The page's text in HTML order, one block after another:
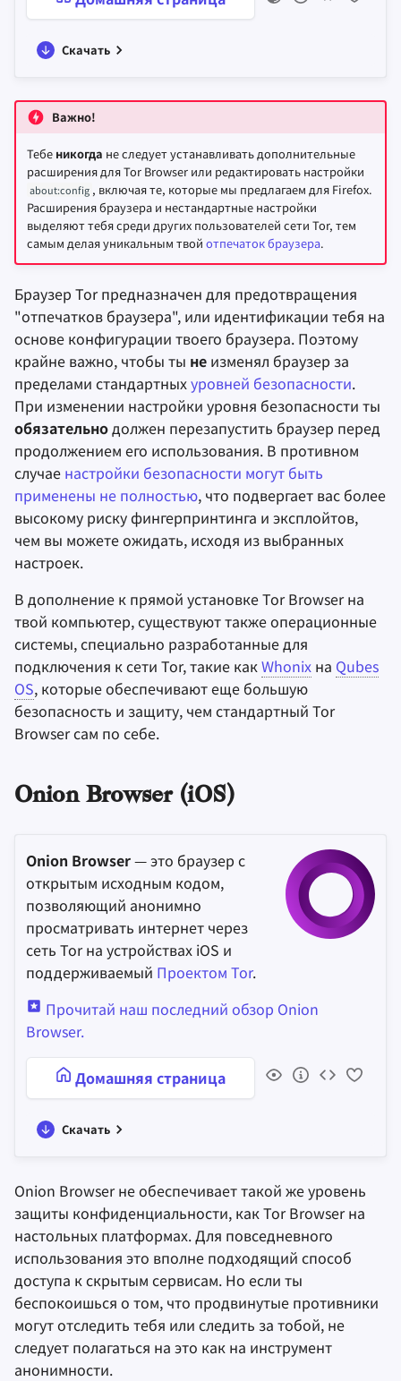
Скачать
Важно!
Тебе никогда не следует устанавливать дополнительные
расширения для Tor Browser или редактировать настройки
about:config , включая те, которые мы предлагаем для Firefox.
Расширения браузера и нестандартные настройки
выделяют тебя среди других пользователей сети Tor, тем
самым делая уникальным твой отпечаток браузера.
Браузер Tor предназначен для предотвращения
"отпечатков браузера", или идентификации тебя на
основе конфигурации твоего браузера. Поэтому
крайне важно, чтобы ты не изменял браузер за
пределами стандартныхуровней безопасности.
При изменении настройки уровня безопасности ты
обязательнодолжен перезапустить браузер перед
продолжением его использования. В противном
случае настройки безопасности могут быть
применены не полностью, что подвергает вас более
высокому риску фингерпринтинга и эксплойтов,
чем вы можете ожидать, исходя из выбранных
настроек.
В дополнение к прямой установке Tor Browser на
твой компьютер, существуют также операционные
системы, специально разработанные для
подключения к сети Tor, такие какWhonix на Qubes
OS, которые обеспечивают еще большую
безопасность и защиту, чем стандартный Tor
Browser сам по себе.
Onion Browser (iOS)
Onion Browser— это браузер с
открытым исходным кодом,
позволяющий анонимно
просматривать интернет через
сеть Tor на устройствах iOS и
поддерживаемый Проектом Tor.
Прочитай наш последний обзор Onion
Browser.
Домашняя страница
Скачать
Onion Browser не обеспечивает такой же уровень
защиты конфиденциальности, как Tor Browser на
настольных платформах. Для повседневного
использования это вполне подходящий способ
доступа к скрытым сервисам. Но если ты
беспокоишься о том, что продвинутые противники
могут отследить тебя или следить за тобой, не
следует полагаться на это как на инструмент
анонимности.